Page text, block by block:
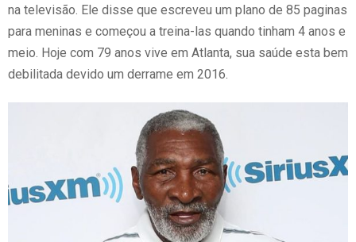
na televisão. Ele disse que escreveu um plano de 85 paginas
para meninas e começou a treina-las quando tinham 4 anos e
meio. Hoje com 79 anos vive em Atlanta, sua saúde esta bem
debilitada devido um derrame em 2016.